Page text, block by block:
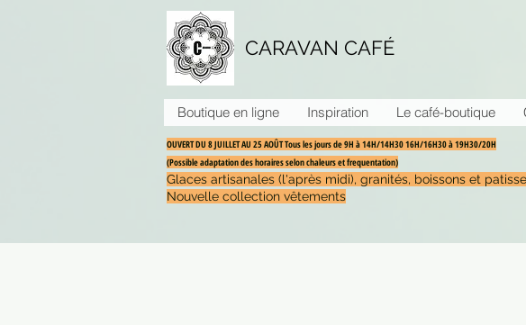
CARAVAN CAFÉ
Boutique en ligne Inspiration Le café-boutique
OUVERT DU 8 JUILLET AU 25 AOÛT Tous les jours de 9H à 14H/14H30 16H/16H30 à 19H30/20H
(Possible adaptation des horaires selon chaleurs et frequentation)
Glaces artisanales (l'après midi), granités, boissons et
Nouvelle collection vêtements